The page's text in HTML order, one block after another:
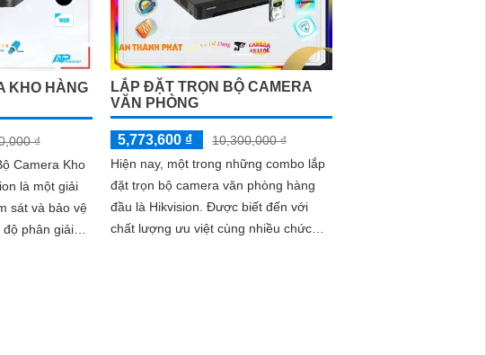
KHO HÀNG
₫
Camera Kho
là một giải
sát và bảo vệ
LẮP ĐẶT TRỌN BỘ CAMERA
VĂN PHÒNG
5,773,600 ₫
10,300,000 ₫
Hiện nay, một trong những combo lắp
đặt trọn bộ camera văn phòng hàng
đầu là Hikvision. Được biết đến với
chất lượng ưu việt cùng nhiều chức